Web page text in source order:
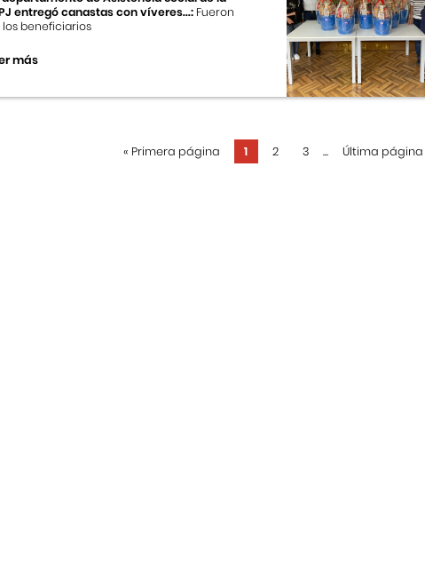
entregó canastas con víveres...: Fueron
los beneficiarios
más
« Primera página 1 2 3 ... Última página